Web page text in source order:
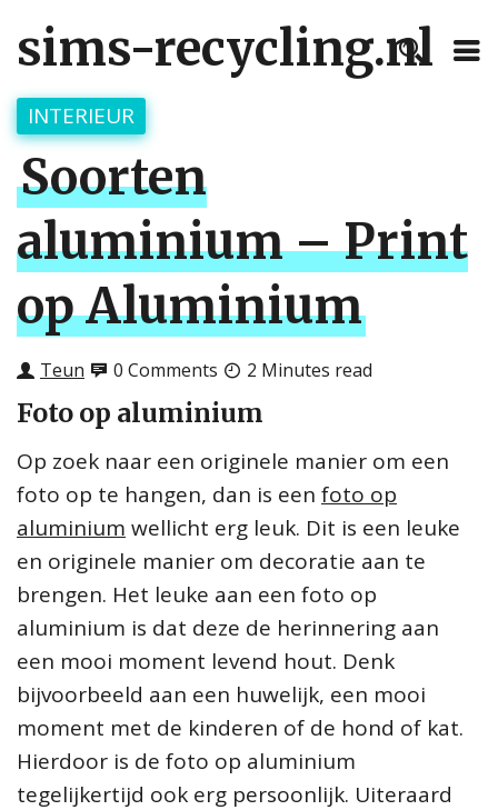
sims-recycling.nl
INTERIEUR
Soorten
aluminium – Print
op Aluminium
Teun 0 Comments 2 Minutes read
Foto op aluminium
Op zoek naar een originele manier om een
foto op te hangen, dan is een foto op
aluminium wellicht erg leuk. Dit is een leuke
en originele manier om decoratie aan te
brengen. Het leuke aan een foto op
aluminium is dat deze de herinnering aan
een mooi moment levend hout. Denk
bijvoorbeeld aan een huwelijk, een mooi
moment met de kinderen of de hond of kat.
Hierdoor is de foto op aluminium
tegelijkertijd ook erg persoonlijk. Uiteraard